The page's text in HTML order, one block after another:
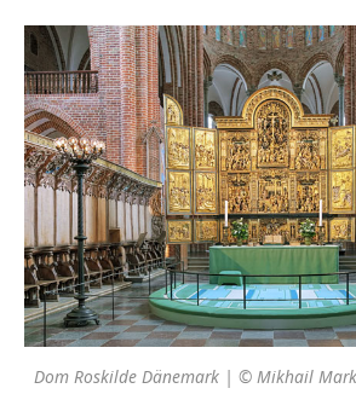
Dom Roskilde Dänemark | © Mikhail